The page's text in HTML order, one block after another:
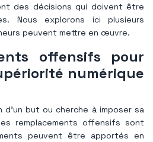
des décisions qui doivent être
Nous explorons ici plusieurs
peuvent mettre en œuvre.
offensifs pour
numérique
d’un but ou cherche à imposer sa
remplacements offensifs sont
peuvent être apportés en